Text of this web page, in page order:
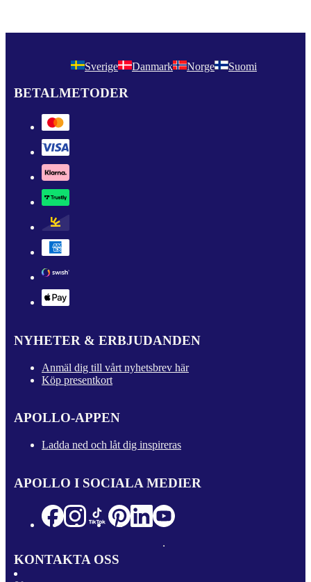
Sverige Danmark Norge Suomi
BETALMETODER
NYHETER & ERBJUDANDEN
Anmäl dig till vårt nyhetsbrev här
Köp presentkort
APOLLO-APPEN
Ladda ned och låt dig inspireras
APOLLO I SOCIALA MEDIER
KONTAKTA OSS